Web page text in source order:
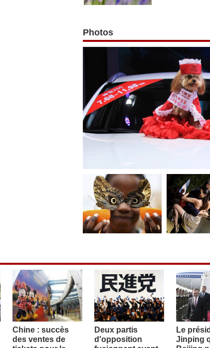
Photos
Chine : succès
des ventes de
Deux partis
d'opposition
Le
Jinping